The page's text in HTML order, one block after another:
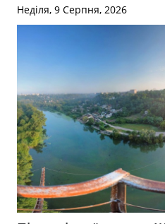
Неділя, 9 Серпня, 2026